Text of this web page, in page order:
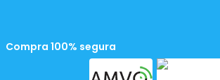
Compra 100% segura